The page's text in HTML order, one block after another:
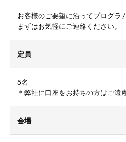
お客様のご要望に沿ってプログラ
まずはお気軽にご連絡ください。
定員
5名
＊弊社に口座をお持ちの方はご遠
会場